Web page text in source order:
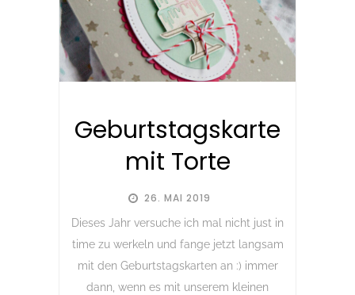
26. MAI 2019
Geburtstagskarte
mit Torte
Dieses Jahr versuche ich mal nicht just in
time zu werkeln und fange jetzt langsam
mit den Geburtstagskarten an :) immer
dann, wenn es mit unserem kleinen